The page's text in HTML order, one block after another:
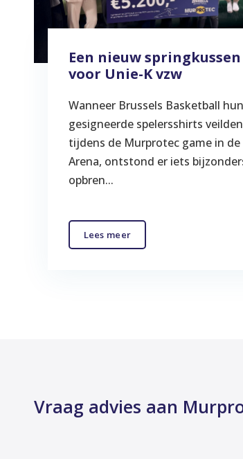
Een nieuw springkussen
voor Unie-K vzw
Wanneer Brussels Basketball hun
gesigneerde spelersshirts veilden
tijdens de Murprotec game in de
Arena, ontstond er iets
opbren...
Lees meer
Vraag advies aan